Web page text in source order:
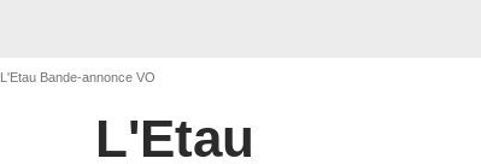
L'Etau Bande-annonce VO
L'Etau